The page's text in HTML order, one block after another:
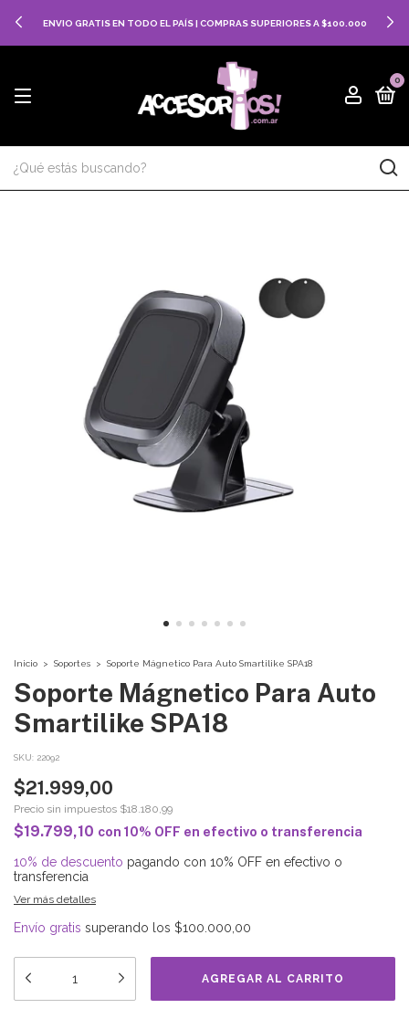
ENVIO GRATIS EN TODO EL PAÍS | COMPRAS SUPERIORES A $100.000
0
Inicio > Soportes > Soporte Mágnetico Para Auto Smartilike SPA18
Soporte Mágnetico Para Auto
Smartilike SPA18
SKU: 22092
$21.999,00
Precio sin impuestos $18.180,99
$19.799,10 con 10% OFF en efectivo o transferencia
10% de descuento pagando con 10% OFF en efectivo o
transferencia
Ver más detalles
Envío gratis superando los $100.000,00